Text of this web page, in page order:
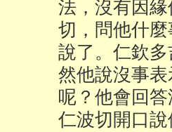
法，沒有因
切，問他什
說了。仁欽
然他說沒事
呢？他會回
仁波切開口